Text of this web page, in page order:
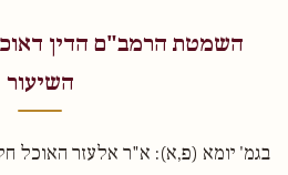
השמטת הרמב"ם הדין
השיעור
בגמ' יומא (פ,א): א"ר אלעזר האוכל